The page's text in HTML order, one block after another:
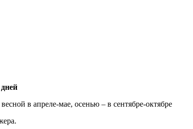
весной в апреле-мае, осенью – в сентябре-октябре